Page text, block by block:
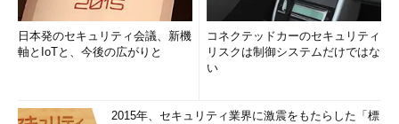
日本発のセキュリティ会議、新機
軸とIoTと、今後の広がりと
コネクテッドカーのセキュリティ
リスクは制御システムだけではな
い
2015年、セキュリティ業界に激震をもたらした「標